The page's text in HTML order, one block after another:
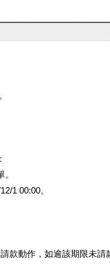
1 00:00。
動作，如逾該期限未請